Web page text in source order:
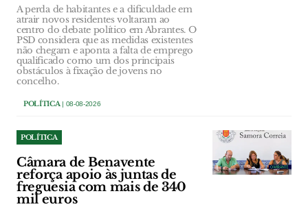
A perda de habitantes e a dificuldade em
atrair novos residentes voltaram ao
centro do debate político em Abrantes. O
PSD considera que as medidas existentes
não chegam e aponta a falta de emprego
qualificado como um dos principais
obstáculos à fixação de jovens no
concelho.
POLÍTICA| 08-08-2026
POLÍTICA
Câmara de Benavente
reforça apoio às juntas de
freguesia com mais de 340
mil euros